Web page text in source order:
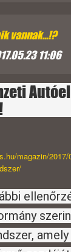
vannak...!?
11:06
magazin/